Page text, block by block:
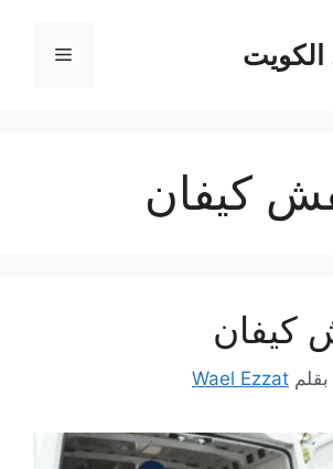
القائمة
كيفان
كيفان
بقلم Wael Ezzat